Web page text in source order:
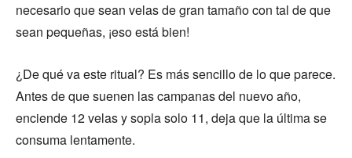
necesario que sean velas de gran tamaño con tal de que
sean pequeñas, ¡eso está bien!
¿De qué va este ritual? Es más sencillo de lo que parece.
Antes de que suenen las campanas del nuevo año,
enciende 12 velas y sopla solo 11, deja que la última se
consuma lentamente.